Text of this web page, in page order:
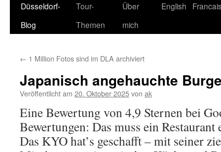
Düsseldorf-
Blog
Tour-
Themen
Über
mich
English
← 1 Million Fotos sind im DLA archiviert
Japanisch angehauchte
Veröffentlicht am 20. Oktober 2025von ak
Eine Bewertung von 4,9 Sternen bei
Bewertungen: Das muss ein
Das KYO hat’s geschafft – mit seiner